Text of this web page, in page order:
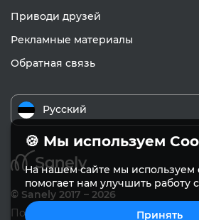
Приводи друзей
Рекламные материалы
Обратная связь
Русский
© Sanely 2017 – 2026
Пользовательское соглашение
🍪 Мы используем
На нашем сайте мы используем
помогает нам улучшить работу
Принять